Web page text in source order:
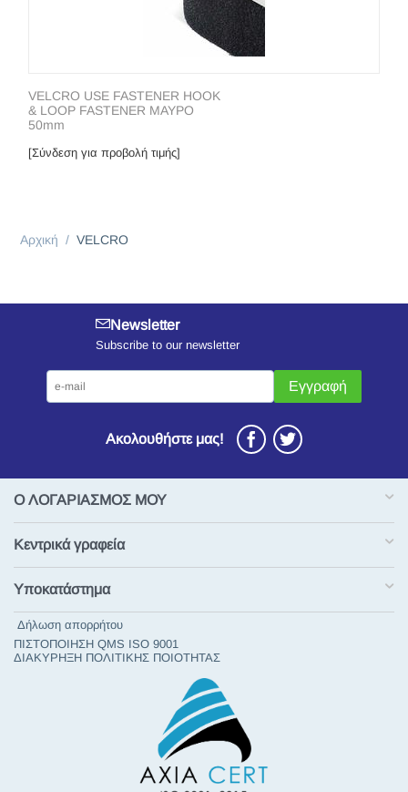
VELCRO USE FASTENER HOOK
& LOOP FASTENER ΜΑΥΡΟ
50mm
[Σύνδεση για προβολή τιμής]
Αρχική / VELCRO
Newsletter
Subscribe to our newsletter
Εγγραφή
Ακολουθήστε μας!
Ο ΛΟΓΑΡΙΑΣΜΟΣ ΜΟΥ
Κεντρικά γραφεία
Υποκατάστημα
Δήλωση απορρήτου
ΠΙΣΤΟΠΟΙΗΣΗ QMS ISO 9001
ΔΙΑΚΥΡΗΞΗ ΠΟΛΙΤΙΚΗΣ ΠΟΙΟΤΗΤΑΣ